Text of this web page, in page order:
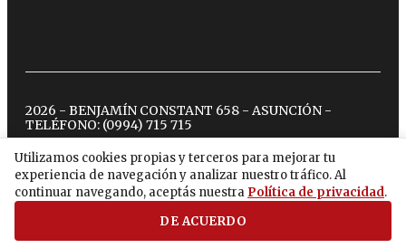
Utilizamos cookies propias y terceros para mejorar tu
experiencia de navegación y analizar nuestro tráfico. Al
continuar navegando, aceptás nuestra Política de privacidad.
DE ACUERDO
2026 - BENJAMÍN CONSTANT 658 - ASUNCIÓN -
TELÉFONO: (0994) 715 715
twitterinstagram
facebook
tiktokyoutubespotify